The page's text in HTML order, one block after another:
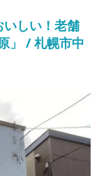
しい！老舗
」 / 札幌市中